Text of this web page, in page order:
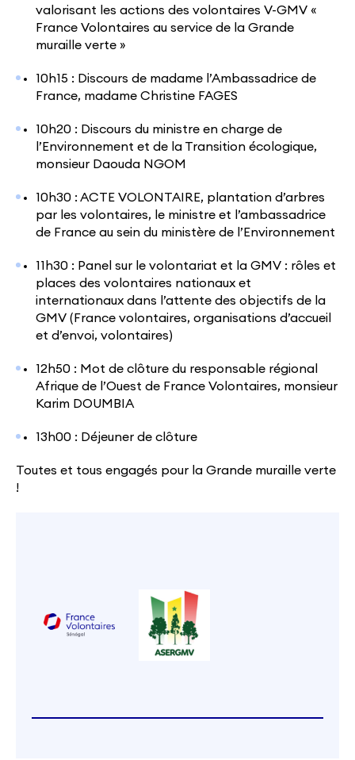
valorisant les actions des volontaires V-GMV «
France Volontaires au service de la Grande
muraille verte »
10h15 : Discours de madame l’Ambassadrice de
France, madame Christine FAGES
10h20 : Discours du ministre en charge de
l’Environnement et de la Transition écologique,
monsieur Daouda NGOM
10h30 : ACTE VOLONTAIRE, plantation d’arbres
par les volontaires, le ministre et l’ambassadrice
de France au sein du ministère de l’Environnement
11h30 : Panel sur le volontariat et la GMV : rôles et
places des volontaires nationaux et
internationaux dans l’attente des objectifs de la
GMV (France volontaires, organisations d’accueil
et d’envoi, volontaires)
12h50 : Mot de clôture du responsable régional
Afrique de l’Ouest de France Volontaires, monsieur
Karim DOUMBIA
13h00 : Déjeuner de clôture
Toutes et tous engagés pour la Grande muraille verte
!